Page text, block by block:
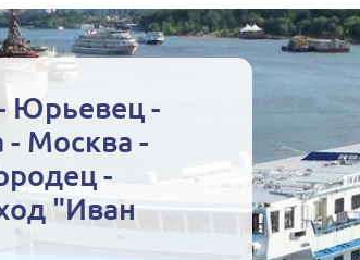
Юрьевец -
- Москва -
-
"Иван